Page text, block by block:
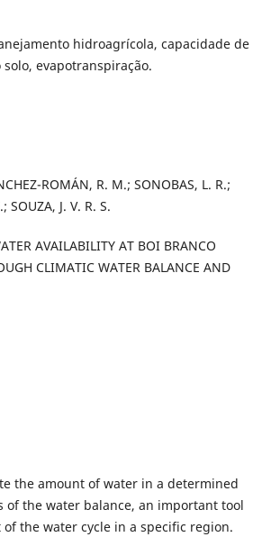
hidroagrícola, capacidade de
evapotranspiração.
ROMÁN, R. M.; SONOBAS, L. R.;
SOUZA, J. V. R. S.
AVAILABILITY AT BOI BRANCO
CLIMATIC WATER BALANCE AND
the amount of water in a determined
of the water balance, an important tool
the water cycle in a specific region.